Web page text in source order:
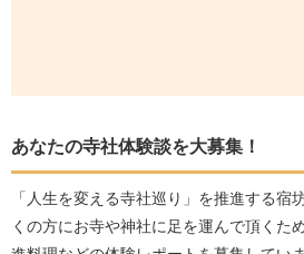
あなたの寺社体験談を大募集！
「人生を変える寺社巡り」を推進する宿
くの方にお寺や神社に足を運んで頂くた